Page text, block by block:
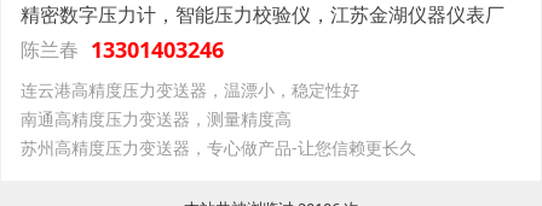
精密数字压力计，智能压力校验仪，江苏金湖仪器仪表厂
陈兰春 13301403246
连云港高精度压力变送器，温漂小，稳定性好
南通高精度压力变送器，测量精度高
苏州高精度压力变送器，专心做产品-让您信赖更长久